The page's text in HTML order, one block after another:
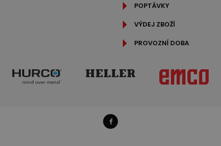
POPTÁVKY
VÝDEJ ZBOŽÍ
PROVOZNÍ DOBA